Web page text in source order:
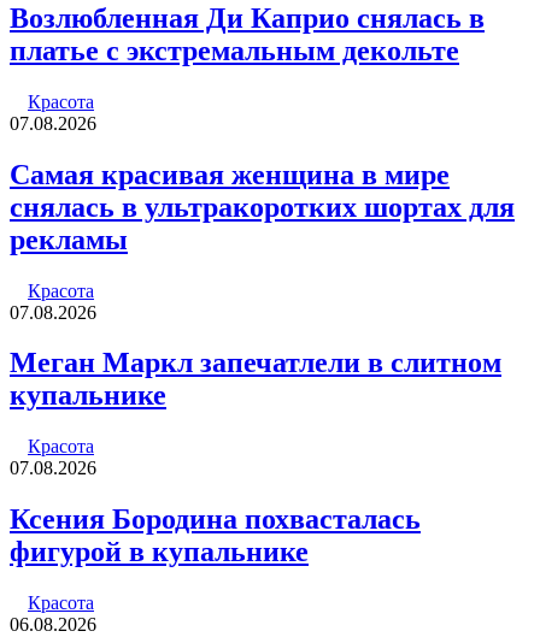
Возлюбленная Ди Каприо снялась в
платье с экстремальным декольте
Красота
07.08.2026
Самая красивая женщина в мире
снялась в ультракоротких шортах для
рекламы
Красота
07.08.2026
Меган Маркл запечатлели в слитном
купальнике
Красота
07.08.2026
Ксения Бородина похвасталась
фигурой в купальнике
Красота
06.08.2026